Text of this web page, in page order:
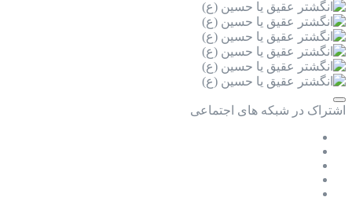
اشتراک در شبکه های اجتماعی